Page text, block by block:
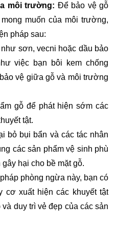
môi trường: Để bảo vệ gỗ
muốn của môi trường,
pháp sau:
sơn, vecni hoặc dầu bảo
việc bạn bôi kem chống
vệ giữa gỗ và môi trường
gỗ để phát hiện sớm các
tật.
bỏ bụi bẩn và các tác nhân
các sản phẩm vệ sinh phù
hại cho bề mặt gỗ.
phòng ngừa này, bạn có
cơ xuất hiện các khuyết tật
duy trì vẻ đẹp của các sản